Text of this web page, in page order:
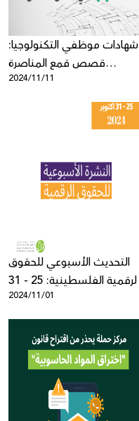
شهادات موظفي التكنولوجيا:
قصص قمع المناصرة
الفلسطينية في بيئة العمل
2024/11/11
التحديث الأسبوعي للحقوق
الرقمية الفلسطينية: 25 - 31
أكتوبر
2024/11/01